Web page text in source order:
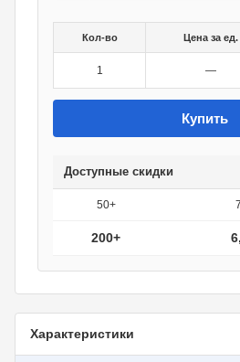
Кол-во Цена за ед.
1 —
Купить
Доступные скидки
50+
200+
Характеристики